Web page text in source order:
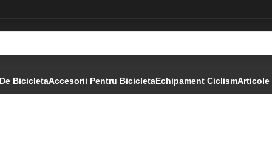
BicicletaAccesorii Pentru BicicletaEchipament CiclismArticole